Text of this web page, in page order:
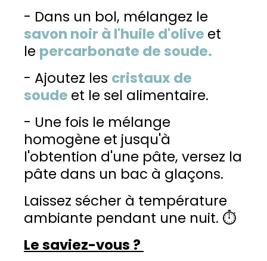
- Dans un bol, mélangez le
savon noir à l'huile d'olive et
le percarbonate de soude.
- Ajoutez les cristaux de
soude et le sel alimentaire.
- Une fois le mélange
homogène et jusqu'à
l'obtention d'une pâte, versez la
pâte dans un bac à glaçons.
Laissez sécher à température
ambiante pendant une nuit. ⏱️
Le saviez-vous ?